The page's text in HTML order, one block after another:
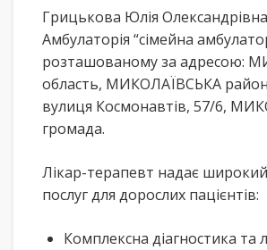
Грицькова Юлія
Амбулаторія “сімейна
розташованому за адресою:
область, МИКОЛАЇВСЬКА
вулиця Космонавтів, 57/6,
громада.
Лікар-терапевт надає
послуг для дорослих пацієнтів:
Комплексна діагностика та